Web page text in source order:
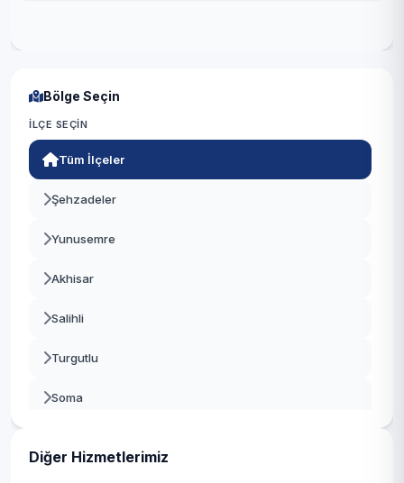
Bölge Seçin
İLÇE SEÇIN
Tüm İlçeler
Şehzadeler
Yunusemre
Akhisar
Salihli
Turgutlu
Soma
Diğer Hizmetlerimiz